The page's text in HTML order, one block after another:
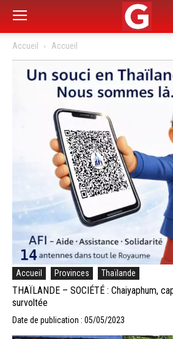
Accueil Accueil
Accueil Provinces Thaïlande
THAÏLANDE – SOCIÉTÉ : Chaiyaphum,
survoltée
Date de publication : 05/05/2023